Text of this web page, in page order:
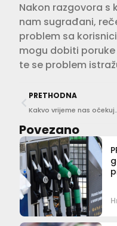
Nakon razgovora s
nam sugrađani,
problem sa
mogu dobiti
te se problem
PRETHODNA
Kakvo vrijeme
Povezano